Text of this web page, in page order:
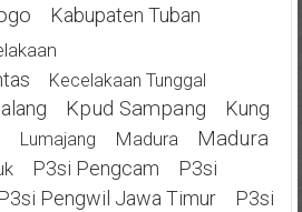
Kabupaten Tuban
Kecelakaan Tunggal
Kpud Sampang
Kung
Lumajang Madura
Madura
P3si Pengcam
P3si
P3si Pengwil Jawa Timur
P3si